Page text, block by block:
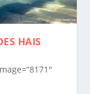
HAIS